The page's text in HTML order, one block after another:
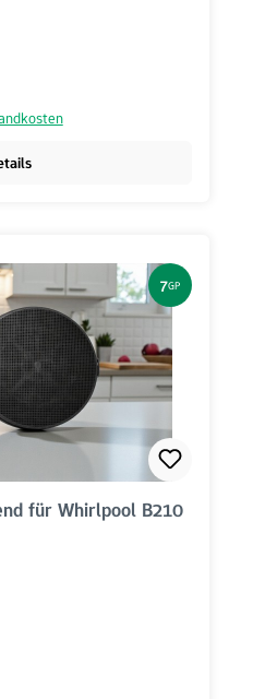
7GP
für Whirlpool B210